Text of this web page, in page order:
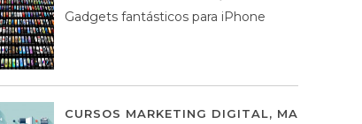
Gadgets fantásticos para iPhone
CURSOS MARKETING DIGITAL,